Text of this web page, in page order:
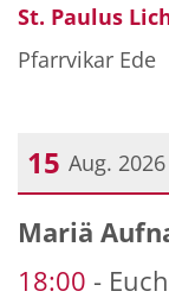
St. Paulus
Pfarrvikar Ede
15 Aug. 2026
Datum: 15.
Mariä
18:00